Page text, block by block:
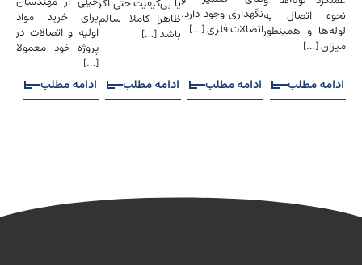
نحوه اتصال به
لوله‌ها و همینطور
میزان […]
ادامه مطلب
نگهداری وجود دارد.
اتصالات فلزی […]
ادامه مطلب
یا بی‌کیفیت حتی اگر
ظاهرا کاملا سالم
باشد […]
ادامه مطلب
برای خرید مواد
اولیه و اتصالات در
پروژه خود معمولا
[…]
ادامه مطلب